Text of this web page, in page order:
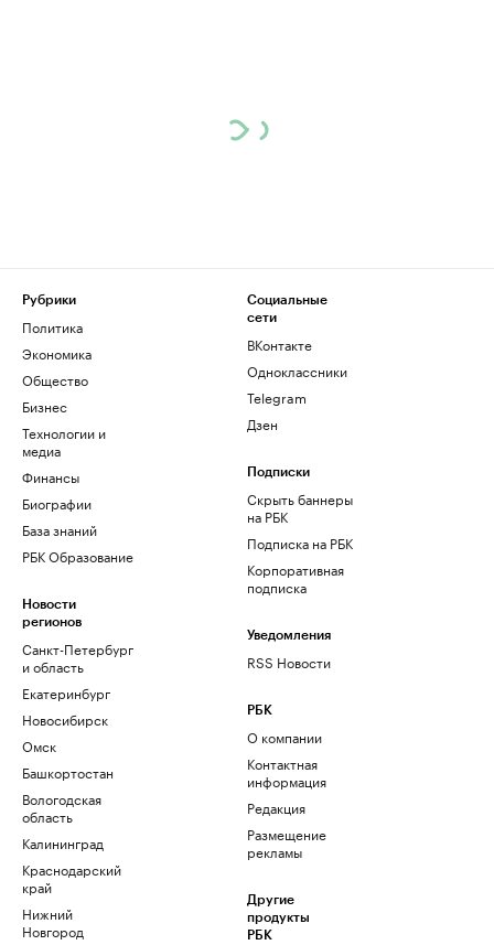
Рубрики
Политика
Экономика
Общество
Бизнес
Технологии и
медиа
Финансы
Биографии
База знаний
РБК Образование
Новости
регионов
Санкт-Петербург
и область
Екатеринбург
Новосибирск
Омск
Башкортостан
Вологодская
область
Калининград
Краснодарский
край
Нижний
Новгород
Социальные
сети
ВКонтакте
Одноклассники
Telegram
Дзен
Подписки
Скрыть баннеры
на РБК
Подписка на РБК
Корпоративная
подписка
Уведомления
RSS Новости
РБК
О компании
Контактная
информация
Редакция
Размещение
рекламы
Другие
продукты
РБК